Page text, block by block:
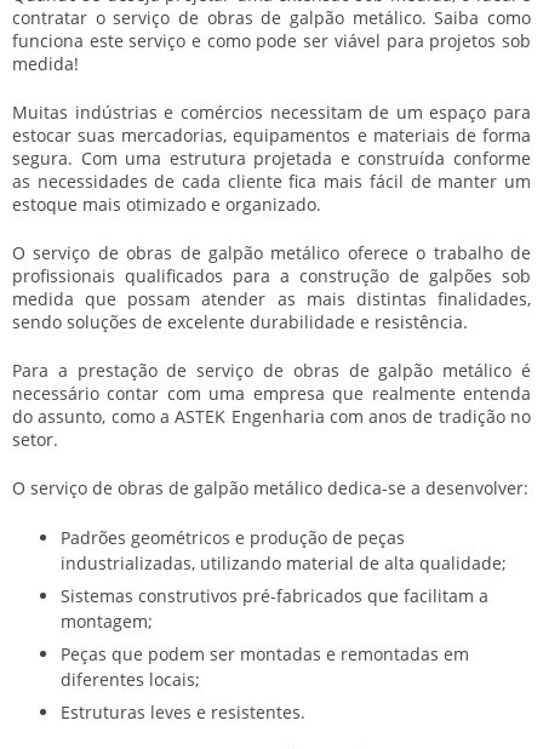
contratar oserviço de obras de galpão metálico. Saiba como
funciona este serviço e como pode ser viável para projetos sob
medida!
Muitas indústrias e comércios necessitam de um espaço para
estocar suas mercadorias, equipamentos e materiais de forma
segura. Com uma estrutura projetada e construída conforme
as necessidades de cada cliente fica mais fácil de manter um
estoque mais otimizado e organizado.
Oserviço de obras de galpão metálico oferece o trabalho de
profissionais qualificados para a construção de galpões sob
medida que possam atender as mais distintas finalidades,
sendo soluções de excelente durabilidade e resistência.
Para a prestação deserviço de obras de galpão metálico é
necessário contar com uma empresa que realmente entenda
do assunto, como a ASTEK Engenharia com anos de tradição no
setor.
O serviço de obras de galpão metálico dedica-se a desenvolver:
Padrões geométricos e produção de peças
industrializadas, utilizando material de alta qualidade;
Sistemas construtivos pré-fabricados que facilitam a
montagem;
Peças que podem ser montadas e remontadas em
diferentes locais;
Estruturas leves e resistentes.